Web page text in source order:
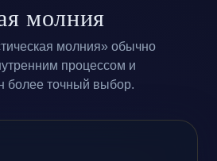
молния
молния» обычно
процессом и
более точный выбор.